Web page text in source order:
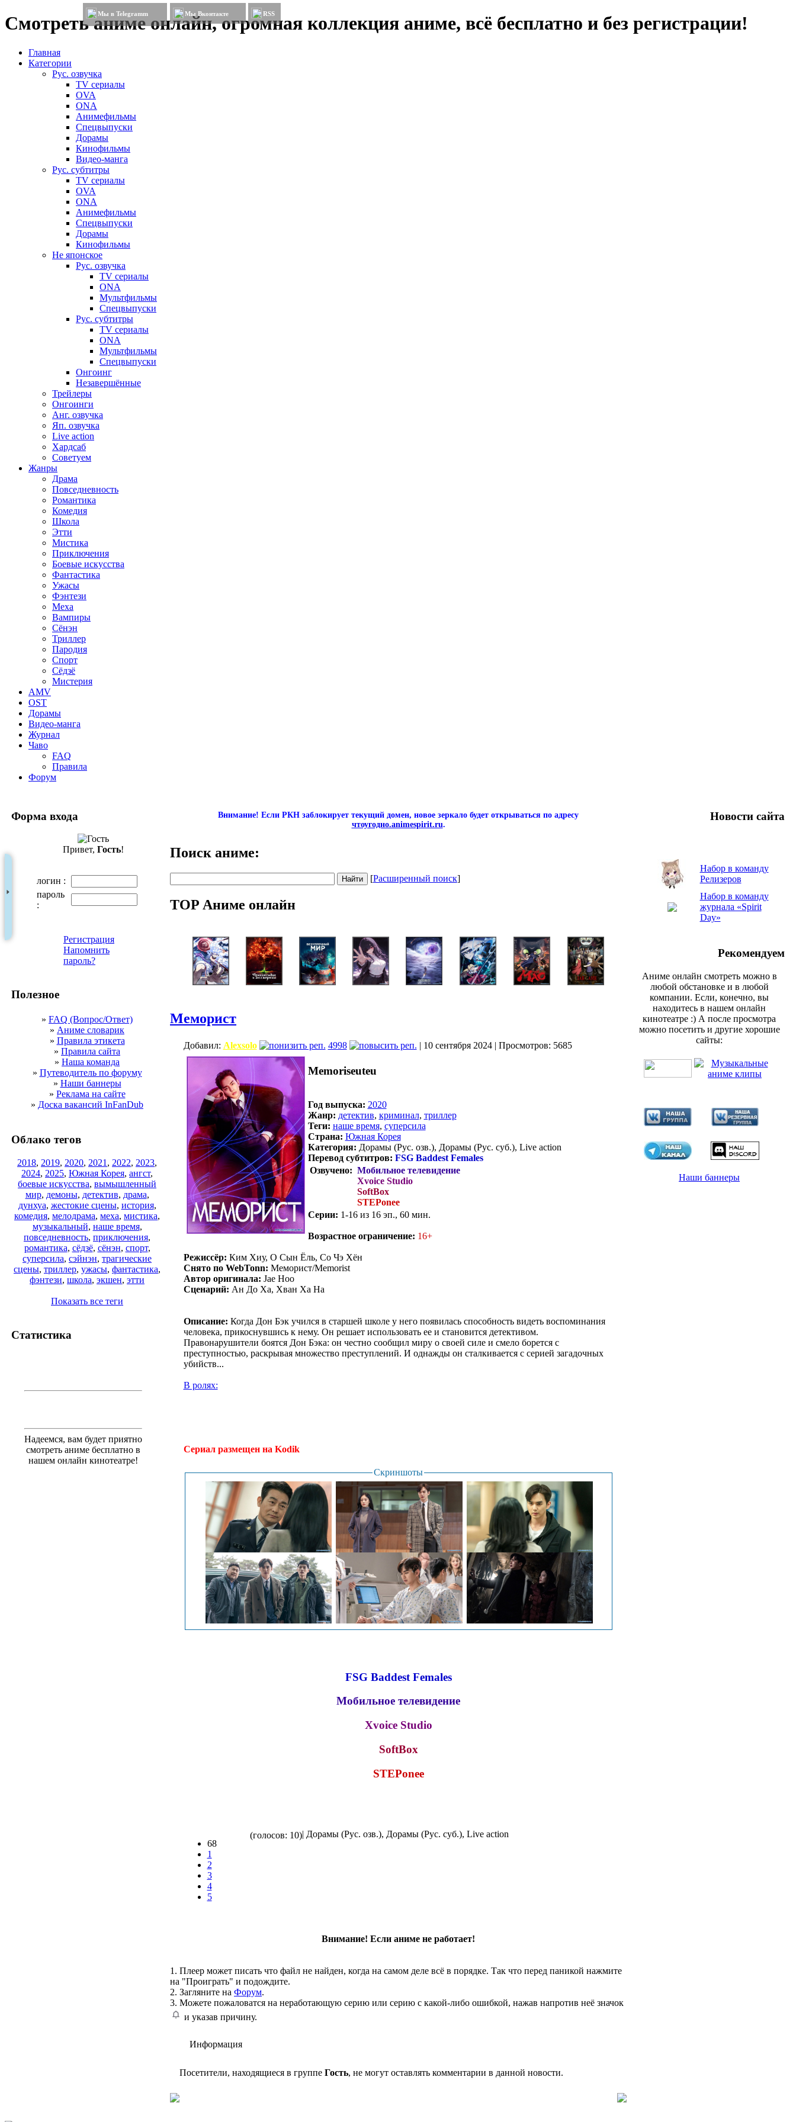
Смотреть аниме онлайн, огромная коллекция аниме, всё бесплатно и без регистрации!
Мы в Telegramm Мы Вконтакте RSS
Главная
Категории
Рус. озвучка
TV сериалы
OVA
ONA
Анимефильмы
Спецвыпуски
Дорамы
Кинофильмы
Видео-манга
Рус. субтитры
TV сериалы
OVA
ONA
Анимефильмы
Спецвыпуски
Дорамы
Кинофильмы
Не японское
Рус. озвучка
TV сериалы
ONA
Мультфильмы
Спецвыпуски
Рус. субтитры
TV сериалы
ONA
Мультфильмы
Спецвыпуски
Онгоинг
Незавершённые
Трейлеры
Онгоинги
Анг. озвучка
Яп. озвучка
Live action
Хардсаб
Советуем
Жанры
Драма
Повседневность
Романтика
Комедия
Школа
Этти
Мистика
Приключения
Боевые искусства
Фантастика
Ужасы
Фэнтези
Меха
Вампиры
Сёнэн
Триллер
Пародия
Спорт
Сёдзё
Мистерия
AMV
OST
Дорамы
Видео-манга
Журнал
Чаво
FAQ
Правила
Форум
Форма входа
Привет, Гость!
логин :
пароль
:
Регистрация
Напомнить
пароль?
Полезное
» FAQ (Вопрос/Ответ)
» Аниме словарик
» Правила этикета
» Правила сайта
» Наша команда
» Путеводитель по форуму
» Наши баннеры
» Реклама на сайте
» Доска вакансий InFanDub
Облако тегов
2018, 2019, 2020, 2021 , 2022, 2023,
2024, 2025, Южная Корея, ангст,
боевые искусства, вымышленный
мир, демоны, детектив, драма,
дунхуа, жестокие сцены, история,
комедия, мелодрама, меха, мистика,
музыкальный, наше время,
повседневность, приключения,
романтика, сёдзё, сёнэн, спорт,
суперсила, сэйнэн, трагические
сцены, триллер, ужасы, фантастика,
фэнтези, школа, экшен, этти
Показать все теги
Статистика
Надеемся, вам будет приятно
смотреть аниме бесплатно в
нашем онлайн кинотеатре!
Внимание! Если РКН заблокирует текущий домен, новое зеркало будет открываться по адресу
чтоугодно.animespirit.ru.
Поиск аниме:
[Расширенный поиск]
TOP Аниме онлайн
Меморист
Добавил: Alexsolo 4998 | 10 сентября 2024 | Просмотров: 5685
Memoriseuteu
Год выпуска: 2020
Жанр: детектив, криминал, триллер
Теги: наше время, суперсила
Страна: Южная Корея
Категория: Дорамы (Рус. озв.), Дорамы (Рус. суб.), Live action
Перевод субтитров: FSG Baddest Females
Озвучено: Мобильное телевидение
Xvoice Studio
SoftBox
STEPonee
Серии: 1-16 из 16 эп., 60 мин.
Возрастное ограничение: 16+
Режиссёр: Ким Хиу, О Сын Ёль, Со Чэ Хён
Снято по WebTonn: Меморист/Memorist
Автор оригинала: Jae Hoo
Сценарий: Ан До Ха, Хван Ха На
Описание: Когда Дон Бэк учился в старшей школе у него появилась способность видеть воспоминания
человека, прикоснувшись к нему. Он решает использовать ее и становится детективом.
Правонарушители боятся Дон Бэка: он честно сообщил миру о своей силе и смело борется с
преступностью, раскрывая множество преступлений. И однажды он сталкивается с серией загадочных
убийств...
В ролях:
Сериал размещен на Kodik
Скриншоты
FSG Baddest Females
Мобильное телевидение
Xvoice Studio
SoftBox
STEPonee
68
1
2
3
4
5
(голосов: 10)| Дорамы (Рус. озв.), Дорамы (Рус. суб.), Live action
Внимание! Если аниме не работает!
1. Плеер может писать что файл не найден, когда на самом деле всё в порядке. Так что перед паникой нажмите
на "Проиграть" и подождите.
2. Загляните на Форум.
3. Можете пожаловатся на неработающую серию или серию с какой-либо ошибкой, нажав напротив неё значок
и указав причину.
Информация
Посетители, находящиеся в группе Гость, не могут оставлять комментарии в данной новости.
Новости сайта
Набор в команду
Релизеров
Набор в команду
журнала «Spirit
Day»
Рекомендуем
Аниме онлайн смотреть можно в
любой обстановке и в любой
компании. Если, конечно, вы
находитесь в нашем онлайн
кинотеатре :) А после просмотра
можно посетить и другие хорошие
сайты:
Наши баннеры